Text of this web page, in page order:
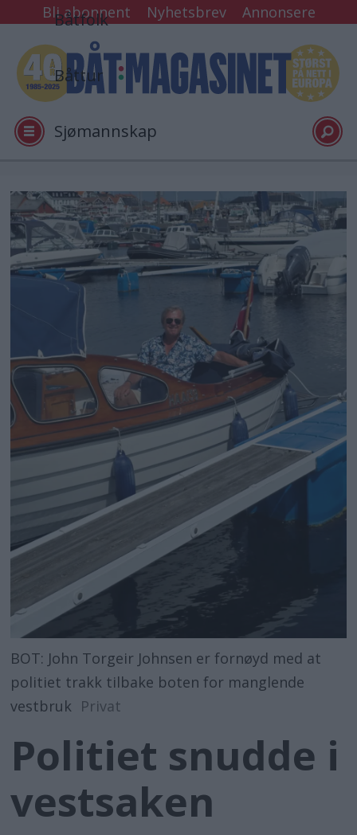
Bli abonnent Nyhetsbrev Annonsere
Båtfolk
Båttur
Sjømannskap
Tester
Arkiv
Logg inn
BOT: John Torgeir Johnsen er fornøyd med at
politiet trakk tilbake boten for manglende
vestbruk Privat
Politiet snudde i
vestsaken